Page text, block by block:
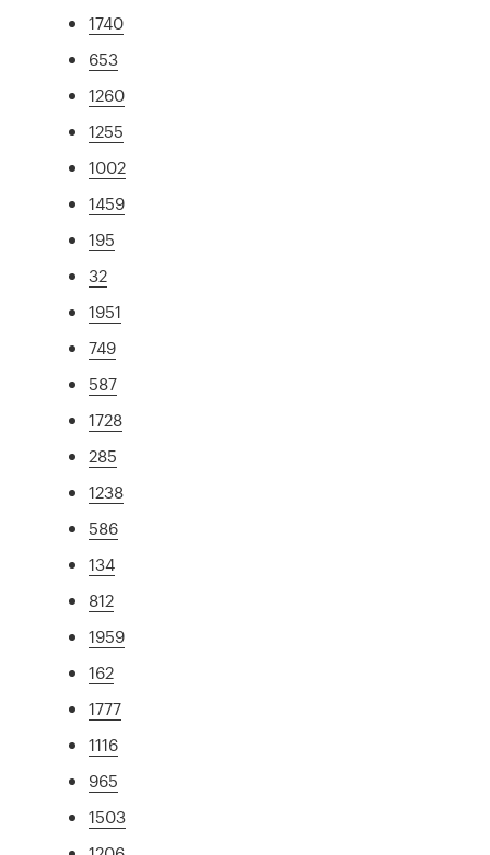
1740
653
1260
1255
1002
1459
195
32
1951
749
587
1728
285
1238
586
134
812
1959
162
1777
1116
965
1503